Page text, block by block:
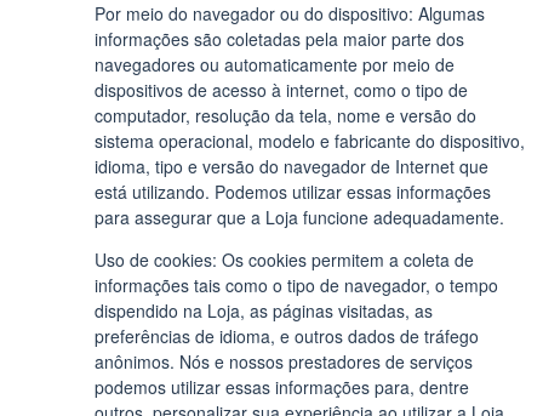
Por meio do navegador ou do dispositivo: Algumas
informações são coletadas pela maior parte dos
navegadores ou automaticamente por meio de
dispositivos de acesso à internet, como o tipo de
computador, resolução da tela, nome e versão do
sistema operacional, modelo e fabricante do dispositivo,
idioma, tipo e versão do navegador de Internet que
está utilizando. Podemos utilizar essas informações
para assegurar que a Loja funcione adequadamente.
Uso de cookies: Os cookies permitem a coleta de
informações tais como o tipo de navegador, o tempo
dispendido na Loja, as páginas visitadas, as
preferências de idioma, e outros dados de tráfego
anônimos. Nós e nossos prestadores de serviços
podemos utilizar essas informações para, dentre